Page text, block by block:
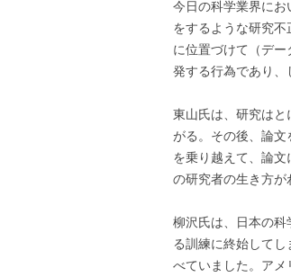
今日の科学業界に
をするような研究
に位置づけて（デ
発する行為であり、
東山氏は、研究は
がる。その後、論
を乗り越えて、論
の研究者の生き方が
柳沢氏は、日本の科
る訓練に終始して
べていました。ア